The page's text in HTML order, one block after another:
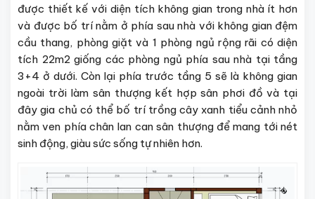
được thiết kế với diện tích không gian trong nhà ít hơn
và được bố trí nằm ở phía sau nhà với không gian đệm
cầu thang, phòng giặt và 1 phòng ngủ rộng rãi có diện
tích 22m2 giống các phòng ngủ phía sau nhà tại tầng
3+4 ở dưới. Còn lại phía trước tầng 5 sẽ là không gian
ngoài trời làm sân thượng kết hợp sân phơi đồ và tại
đây gia chủ có thể bố trí trồng cây xanh tiểu cảnh nhỏ
nằm ven phía chân lan can sân thượng để mang tới nét
sinh động, giàu sức sống tự nhiên hơn.